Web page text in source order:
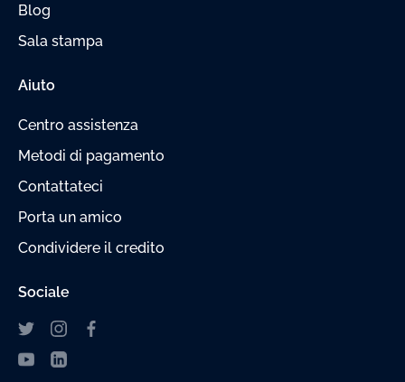
Blog
Sala stampa
Aiuto
Centro assistenza
Metodi di pagamento
Contattateci
Porta un amico
Condividere il credito
Sociale